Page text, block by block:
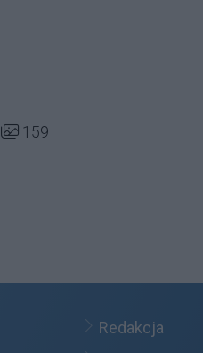
Liczba zdjęć w galerii:
159
Redakcja